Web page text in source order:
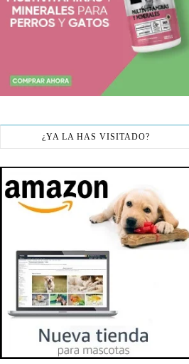
¿YA LA HAS VISITADO?